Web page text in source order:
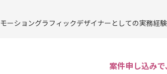
モーショングラフィックデザイナーとしての実務経
案件申し込みで